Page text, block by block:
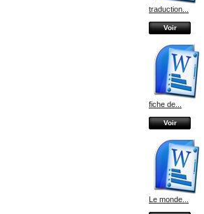
traduction...
Voir
fiche de...
Voir
Le monde...